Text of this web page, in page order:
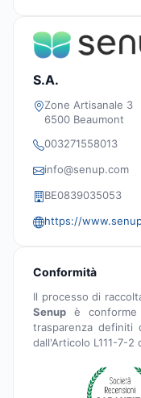
S.A.
Zone Artisanale 3
6500 Beaumont
003271558013
info@senup.com
BE0839035053
https://
Conformità
Il processo di
Senup è
trasparenza definiti
dall'Articolo L111-7-